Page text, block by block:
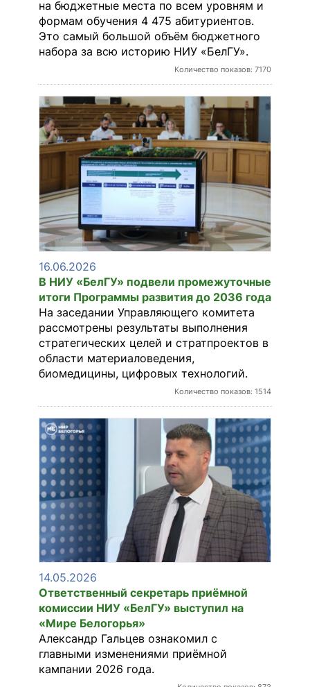
на бюджетные места по всем уровням и
формам обучения 4 475 абитуриентов.
Это самый большой объём бюджетного
набора за всю историю НИУ «БелГУ».
Количество показов: 7170
16.06.2026
В НИУ «БелГУ» подвели промежуточные
итоги Программы развития до 2036 года
На заседании Управляющего комитета
рассмотрены результаты выполнения
стратегических целей и стратпроектов в
области материаловедения,
биомедицины, цифровых технологий.
Количество показов: 1514
14.05.2026
Ответственный секретарь приёмной
комиссии НИУ «БелГУ» выступил на
«Мире Белогорья»
Александр Гальцев ознакомил с
главными изменениями приёмной
кампании 2026 года.